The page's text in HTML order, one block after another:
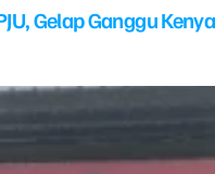
Gelap Ganggu